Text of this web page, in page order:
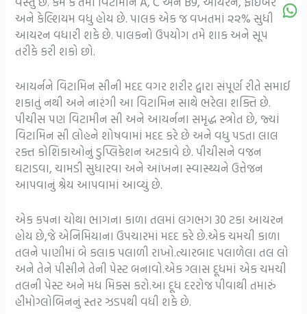
અને કેલ્શિયમ વધુ હોય છે. પાલક એક જ વખતમાં ૨૨% સુધી
આયરન વધારી શકે છે. પાલકનો ઉપયોગ તમે શાક અને સૂપ
તરીકે કરી શકો છો.
આયર્નને વિટામિન સીની મદદ વગર શરીર દ્વારા સંપૂર્ણ રીતે સમાઈ
શકાતું નથી અને નારંગી આ વિટામિન સાથે ભરેલા શક્તિ છે.
પીચીસ પણ વિટામીન સી અને આયર્નના સમૃદ્ધ સ્ત્રોત છે, જ્યાં
વિટામિન સી લોહને શોષવામાં મદદ કરે છે અને વધુ પડતા લાલ
રક્ત કોશિકાઓનું ડુપ્લિકેશન અટકાવે છે. પીચીસને વજન
ઘટાડવા, ચામડી સુધારવા અને આંખના સ્વાસ્થ્યને ઉત્તેજન
આપવાનું શ્રેય આપવામાં આવ્યું છે.
એક કપના ચોથા ભાગના કાળા તલમાં લગભગ 30 ટકા આયરન
હોય છે,જે એનિમિયાના ઉપચારમાં મદદ કરે છે.એક ચમચી કાળા
તલને પાણીમાં બે કલાક પલાળી રાખો.ત્યારબાદ પલાળેલા તલ લો
અને તેને પીસીને તેની પેસ્ટ બનાવો.એક ગ્લાસ દૂધમાં એક ચમચી
તલની પેસ્ટ અને મધ મિક્સ કરો.આ દૂધ દરરોજ પીવાથી તમારું
હીમોગ્લોબિનનું સ્તર ઝડપથી વધી શકે છે.